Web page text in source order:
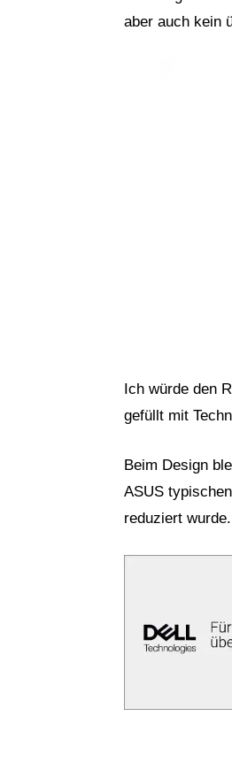
aber auch kein
Ich würde den
gefüllt mit
Beim Design
ASUS
reduziert wurde.